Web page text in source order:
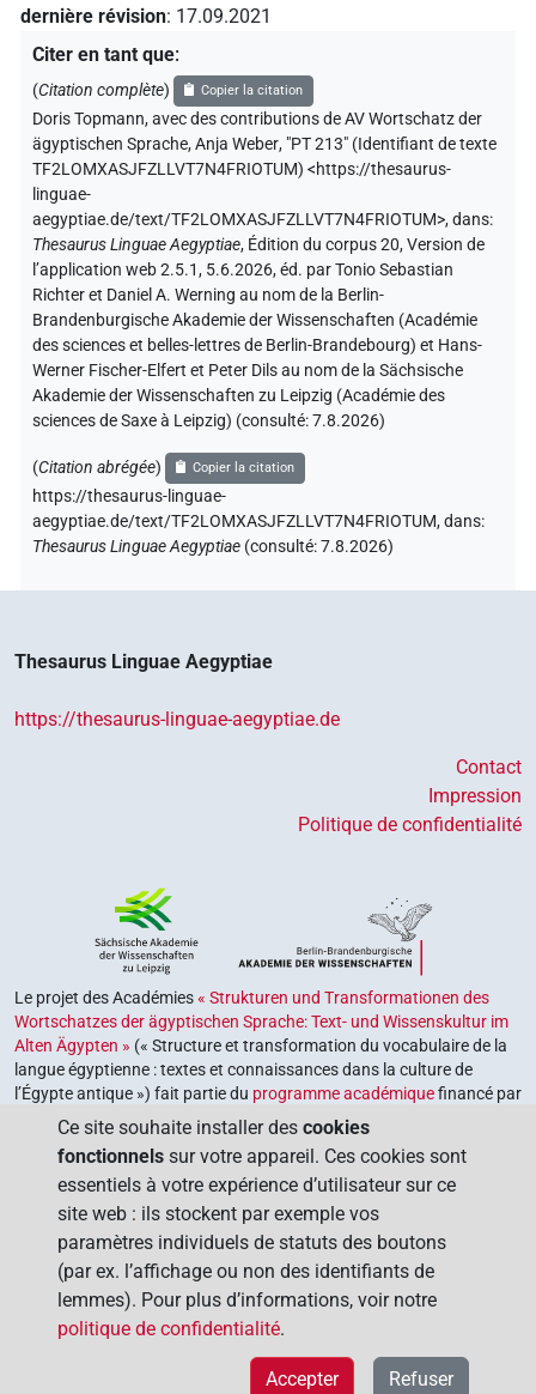
dernière révision: 17.09.2021
Citer en tant que:
(Citation complète) Copier la citation
Doris Topmann,avec des contributions deAV Wortschatz der
ägyptischen Sprache,Anja Weber, "PT 213" (Identifiant de texte
TF2LOMXASJFZLLVT7N4FRIOTUM) <https://thesaurus-
linguae-
aegyptiae.de/text/TF2LOMXASJFZLLVT7N4FRIOTUM>,dans:
Thesaurus Linguae Aegyptiae, Édition du corpus 20, Version de
l’application web 2.5.1, 5.6.2026, éd. par Tonio Sebastian
Richter et Daniel A. Werning au nom de la Berlin-
Brandenburgische Akademie der Wissenschaften (Académie
des sciences et belles-lettres de Berlin-Brandebourg) et Hans-
Werner Fischer-Elfert et Peter Dils au nom de la Sächsische
Akademie der Wissenschaften zu Leipzig (Académie des
sciences de Saxe à Leipzig) (consulté:7.8.2026)
(Citation abrégée) Copier la citation
https://thesaurus-linguae-
aegyptiae.de/text/TF2LOMXASJFZLLVT7N4FRIOTUM,dans:
Thesaurus Linguae Aegyptiae (consulté:7.8.2026)
Thesaurus Linguae Aegyptiae
https://thesaurus-linguae-aegyptiae.de
Contact
Impression
Politique de confidentialité
Le projet des Académies« Strukturen und Transformationen des
Wortschatzes der ägyptischen Sprache: Text- und Wissenskultur im
Alten Ägypten » (« Structure et transformation du vocabulaire de la
langue égyptienne : textes et connaissances dans la culture de
l’Égypte antique ») fait partie du programme académiquefinancé par
le gouvernement fédéral et les gouvernements des Länder de la
retrouver et explorer notre héritage culturel. Le programme est
coordonné par l’Union des académies allemandes des sciences et
des lettres .
Ce site souhaite installer des cookies
fonctionnels sur votre appareil. Ces cookies sont
essentiels à votre expérience d’utilisateur sur ce
site web : ils stockent par exemple vos
paramètres individuels de statuts des boutons
(par ex. l’affichage ou non des identifiants de
lemmes). Pour plus d’informations, voir notre
politique de confidentialité.
Refuser
Accepter